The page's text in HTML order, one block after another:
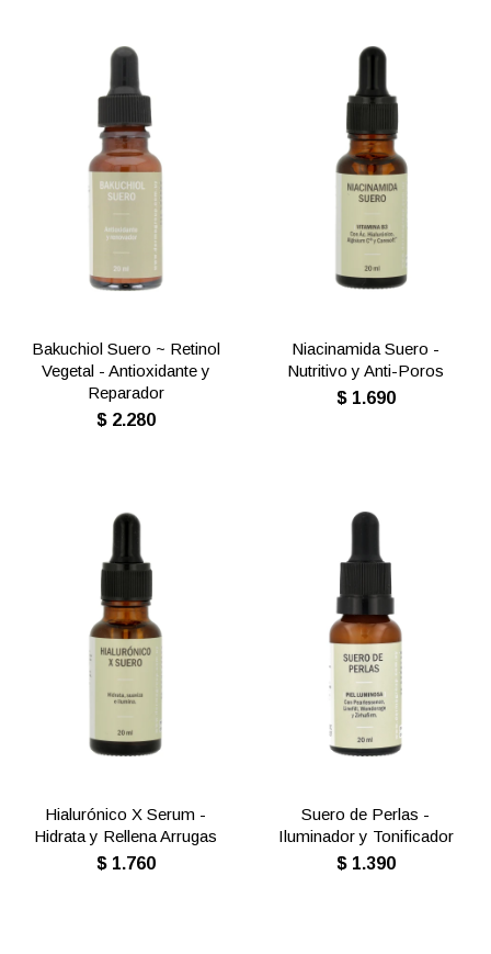
Bakuchiol Suero ~ Retinol
Vegetal - Antioxidante y
Reparador
$ 2.280
Niacinamida Suero -
Nutritivo y Anti-Poros
$ 1.690
Hialurónico X Serum -
Hidrata y Rellena Arrugas
$ 1.760
Suero de Perlas -
Iluminador y Tonificador
$ 1.390